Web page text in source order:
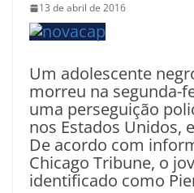
13 de abril de 2016
Um adolescente
morreu na segunda-
uma perseguição
nos Estados Unidos,
De acordo com
Chicago Tribune, o
identificado como